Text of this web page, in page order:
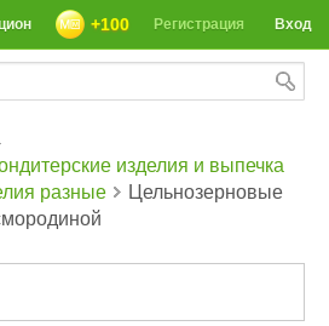
39142 РЕЦЕПТА
Вход
Регистрация
+100
изделия и выпечка
разные
Цельнозерновые